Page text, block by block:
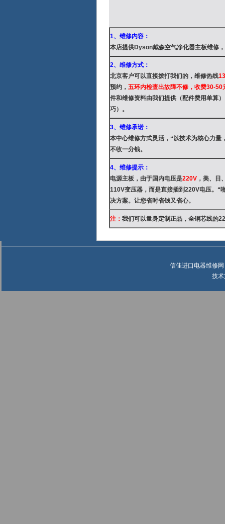
1、维修内容：
本店提供Dyson戴森空气净化器主板维修
2、维修方式：
北京客户可以直接拨打我们的，维修热线
预约， 五环内检查出故障不修，收费30-50
件和维修资料由我们提供（配件费用单算
巧）。
3、维修承诺：
本中心维修方式灵活，“以技术为核心力量
不收一分钱。
4、维修提示：
电源主板，由于国内电压是220V ，美、日
110V变压器，而是直接插到220V电压。“
决方案。让您省时省钱又省心。
注： 我们可以量身定制正品，全铜芯线的
信佳进口电器维修
技